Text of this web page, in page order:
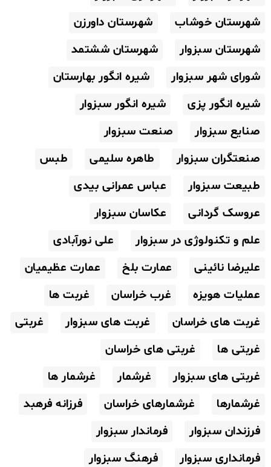
شهرستان خوشاب
شهرستان داورزن
شهرستان سبزوار
شهرستان ششتمد
شورای شهر سبزوار
شیره انگور بهارستان
شیره انگور پزی
شیره انگور سبزوار
صنایع سبزوار
صنعت سبزوار
صنعتگران سبزوار
طاهره سلیمی
طبس
طبیعت سبزوار
عباس عمرانی بیدی
عروسک گردانی
عکاسان سبزوار
علم و تکنولوژی در سبزوار
علی نورآبادی
علیرضا نائینی
عمارت بلخ
عمارت عظیمیان
عملیات هویزه
غرب خراسان
غربت ها
غربت های خراسان
غربت های سبزوار
غربتی
غربتی ها
غربتی های خراسان
غربتی های سبزوار
غرشمار
غرشمار ها
غرشمارها
غرشمارهای خراسان
فرزانه فرهبد
فرزندان سبزوار
فرماندار سبزوار
فرمانداری سبزوار
فرهنگ سبزوار